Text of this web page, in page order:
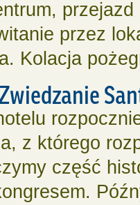
przez
Kolacja
z którego
część